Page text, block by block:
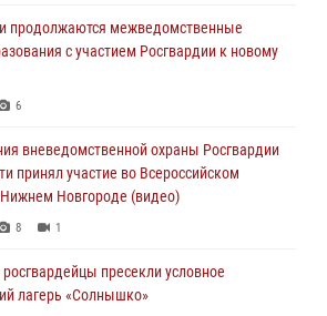
продолжаются межведомственные
с участием Росгвардии к новому
6
вневедомственной охраны Росгвардии
принял участие во Всероссийском
Новгороде (видео)
8 1
пресекли условное
лагерь «Солнышко»